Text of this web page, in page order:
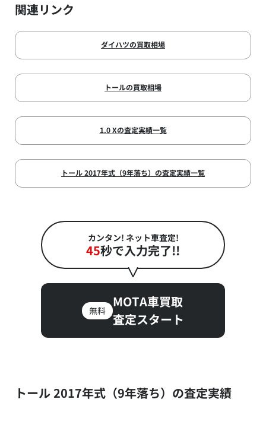
関連リンク
ダイハツの買取相場
トールの買取相場
1.0 Xの査定実績一覧
トール 2017年式（9年落ち）の査定実績一覧
カンタン! ネット車査定!
45秒で入力完了!!
無料
MOTA車買取
査定スタート
トール 2017年式（9年落ち）の査定実績